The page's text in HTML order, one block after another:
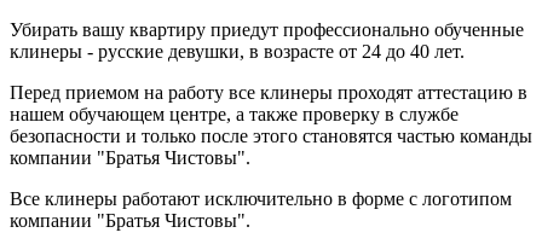
Убирать вашу квартиру приедут профессионально обученные
клинеры - русские девушки, в возрасте от 24 до 40 лет.
Перед приемом на работу все клинеры проходят аттестацию в
нашем обучающем центре, а также проверку в службе
безопасности и только после этого становятся частью команды
компании "Братья Чистовы".
Все клинеры работают исключительно в форме с логотипом
компании "Братья Чистовы".